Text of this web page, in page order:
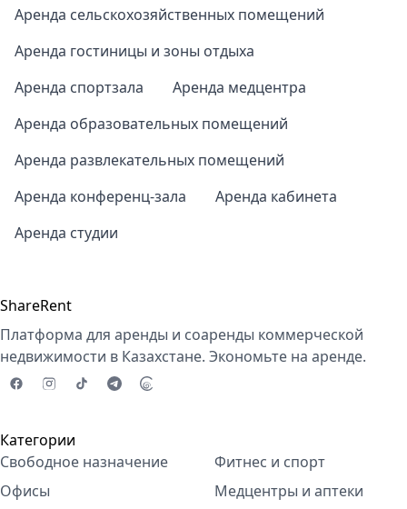
Аренда сельскохозяйственных помещений
Аренда гостиницы и зоны отдыха
Аренда спортзала
Аренда медцентра
Аренда образовательных помещений
Аренда развлекательных помещений
Аренда конференц-зала
Аренда кабинета
Аренда студии
ShareRent
Платформа для аренды и соаренды коммерческой
недвижимости в Казахстане. Экономьте на аренде.
Категории
Свободное назначение
Офисы
Фитнес и спорт
Медцентры и аптеки